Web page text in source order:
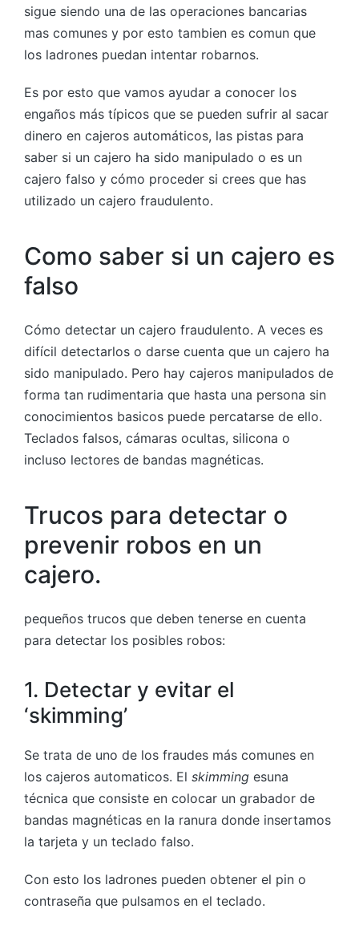
sigue siendo una de las operaciones bancarias
mas comunes y por esto tambien es comun que
los ladrones puedan intentar robarnos.
Es por esto que vamos ayudar a conocer los
engaños más típicos que se pueden sufrir al sacar
dinero en cajeros automáticos, las pistas para
saber si un cajero ha sido manipulado o es un
cajero falso y cómo proceder si crees que has
utilizado un cajero fraudulento.
Como saber si un cajero es
falso
Cómo detectar un cajero fraudulento. A veces es
difícil detectarlos o darse cuenta que un cajero ha
sido manipulado. Pero hay cajeros manipulados de
forma tan rudimentaria que hasta una persona sin
conocimientos basicos puede percatarse de ello.
Teclados falsos, cámaras ocultas, silicona o
incluso lectores de bandas magnéticas.
Trucos para detectar o
prevenir robos en un
cajero.
pequeños trucos que deben tenerse en cuenta
para detectar los posibles robos:
1. Detectar y evitar el
‘skimming’
Se trata de uno de los fraudes más comunes en
los cajeros automaticos. El skimming esuna
técnica que consiste en colocar un grabador de
bandas magnéticas en la ranura donde insertamos
la tarjeta y un teclado falso.
Con esto los ladrones pueden obtener el pin o
contraseña que pulsamos en el teclado.